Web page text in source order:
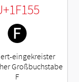
🅕
eingekreister
Großbuchstabe
F